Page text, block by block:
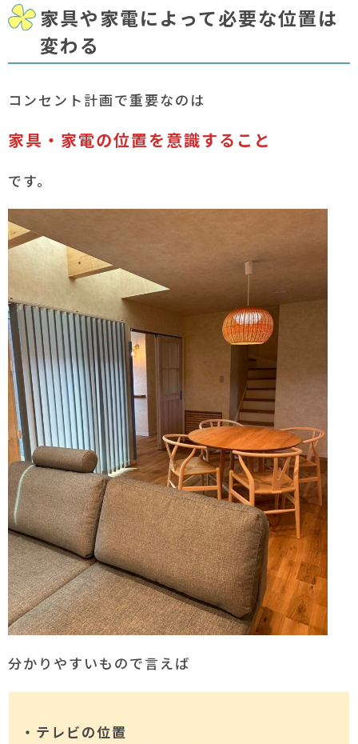
家具や家電によって必要な位置は
変わる
コンセント計画で重要なのは
家具・家電の位置を意識すること
です。
分かりやすいもので言えば
・テレビの位置